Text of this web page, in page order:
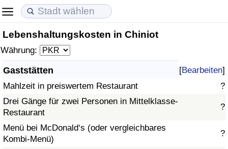
Lebenshaltungskosten in Chiniot
Währung:
Gaststätten [Bearbeiten]
Mahlzeit in preiswertem Restaurant
?
Drei Gänge für zwei Personen in Mittelklasse-
Restaurant
?
Menü bei McDonald‘s (oder vergleichbares
Kombi-Menü)
?
Lebenshaltungskosten
Lebenshaltungskosten-Index (aktuell)
Lebenshaltungskosten-Index
Lebenshaltungskosten-Index nach Land
in Akaba
Immobilienpreise
Immobilienpreis-Index (aktuell)
Immobilienpreis-Index
Immobilienpreis-Index nach Land
Lebensqualität
Lebensqualität-Index
Lebensqualität-Index (aktuell)
Lebensqualitätsindex nach Land
Kriminalität